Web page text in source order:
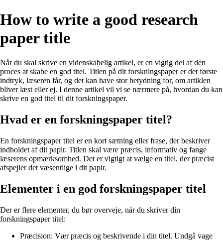
How to write a good research
paper title
Når du skal skrive en videnskabelig artikel, er en vigtig del af den
proces at skabe en god titel. Titlen på dit forskningspaper er det første
indtryk, læseren får, og det kan have stor betydning for, om artiklen
bliver læst eller ej. I denne artikel vil vi se nærmere på, hvordan du kan
skrive en god titel til dit forskningspaper.
Hvad er en forskningspaper titel?
En forskningspaper titel er en kort sætning eller frase, der beskriver
indholdet af dit papir. Titlen skal være præcis, informativ og fange
læserens opmærksomhed. Det er vigtigt at vælge en titel, der præcist
afspejler det væsentlige i dit papir.
Elementer i en god forskningspaper titel
Der er flere elementer, du bør overveje, når du skriver din
forskningspaper titel:
Præcision: Vær præcis og beskrivende i din titel. Undgå vage